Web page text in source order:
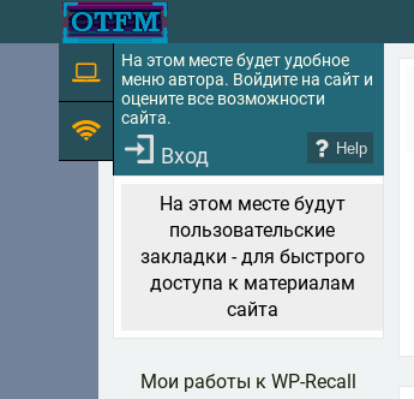
На этом месте будет удобное
меню автора. Войдите на сайт и
оцените все возможности
сайта.
Вход Help
На этом месте будут
пользовательские
закладки - для быстрого
доступа к материалам
сайта
Мои работы к WP-Recall